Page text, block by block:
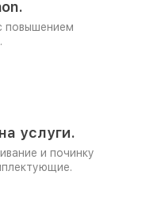
повышением
услуги.
и починку